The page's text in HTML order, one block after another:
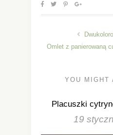
Omlet z panierowaną
YOU MIGHT
Placuszki
19